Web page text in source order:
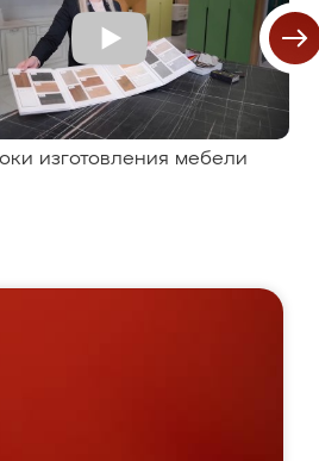
изготовления мебели